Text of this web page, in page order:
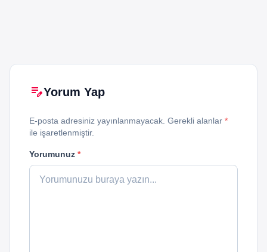
edit_noteYorum Yap
E-posta adresiniz yayınlanmayacak. Gerekli alanlar *
ile işaretlenmiştir.
Yorumunuz *